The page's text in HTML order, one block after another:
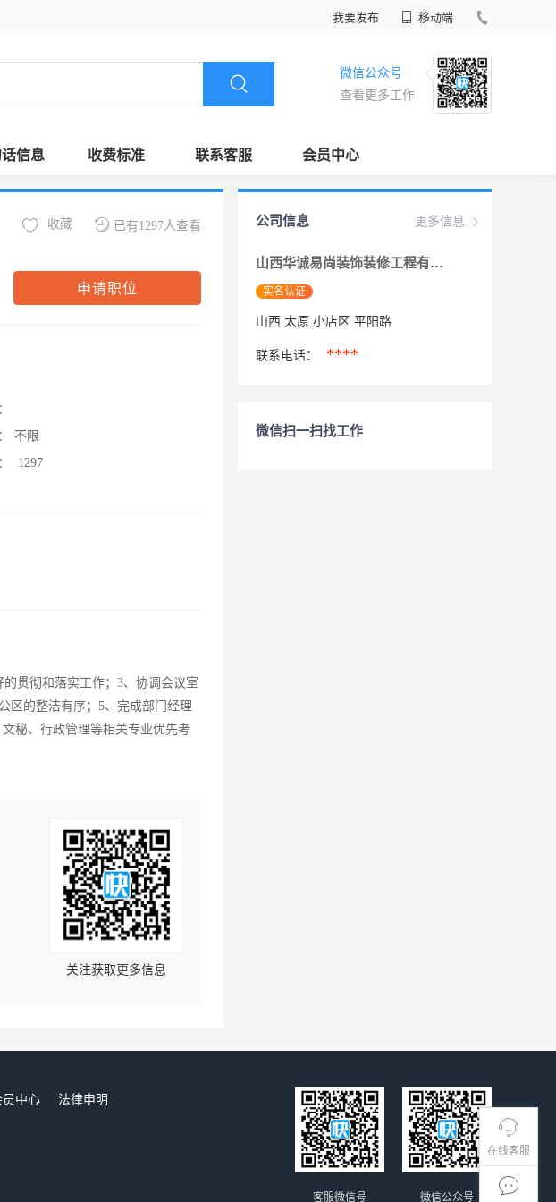
我要发布 移动端
微信公众号
查看更多工作
信息 收费标准 联系客服 会员中心
在线客服
已有1297人查看
收藏
申请职位
不限
1297
贯彻和落实工作；3、协调会议室
区的整洁有序；5、完成部门经理
秘、行政管理等相关专业优先考
关注获取更多信息
更多信息
公司信息
山西华诚易尚装饰装修工程有限公司
实名认证
山西 太原 小店区 平阳路
联系电话： ****
微信扫一扫找工作
员中心
法律申明
微信公众号
客服微信号